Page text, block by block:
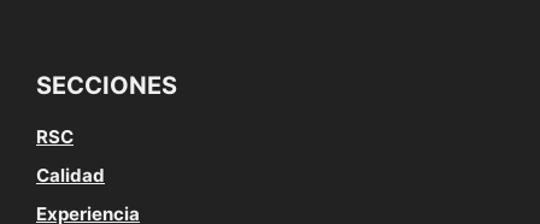
SECCIONES
RSC
Calidad
Experiencia